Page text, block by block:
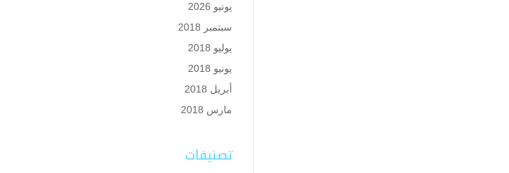
يونيو 2026
سبتمبر 2018
يوليو 2018
يونيو 2018
أبريل 2018
مارس 2018
تصنيفات